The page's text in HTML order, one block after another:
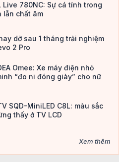
780NC: Sự cá tính trong
lẫn chất âm
dở sau 1 tháng trải nghiệm
2 Pro
Omee: Xe máy điện nhỏ
“đo ni đóng giày” cho nữ
SQD-MiniLED C8L: màu sắc
thấy ở TV LCD
Xem thêm